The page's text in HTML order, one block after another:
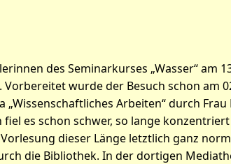
des Seminarkurses „Wasser“ am
wurde der Besuch schon am
Arbeiten“ durch Frau
es schon schwer, so lange
dieser Länge letztlich ganz
die Bibliothek. In der dortigen
Hochschul-Luft